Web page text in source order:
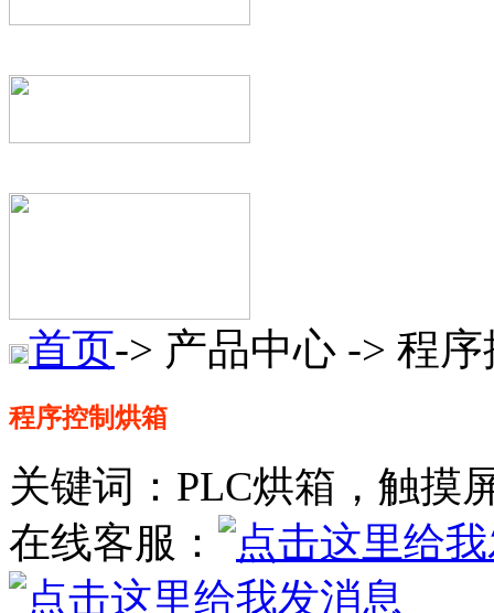
首页-> 产品中心 -> 程
程序控制烘箱
关键词：PLC烘箱，触摸
在线客服：